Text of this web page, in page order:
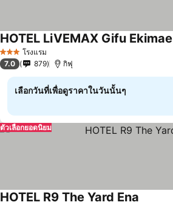
3 ดาว โรงแรม
HOTEL LiVEMAX Gifu Ekimae
7.0 879 กิฟุ
เลือกวันที่เพื่อดูราคาในวันนั้นๆ
ตัวเลือกยอดนิยม
HOTEL R9 The Yard Ena